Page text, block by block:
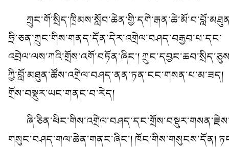
ཧྲི་ཅན་ཀྲུང་གིས་གནད་དོན་དེར་འགྲེལ་བཤད་བརྒྱབ་པ་དང་
འབྲེལ་ལས་ཀའི་གྲོས་འགོ་བཏོན་ཞིང་།
ཀྱི་བློ་མཐུན་ཚོས་འགྲེལ་བཤད་ནན་ཏན་ངང་གསན་པ་མ་ཟད།
གྲོས་བསྡུར་ཡང་གནང་བ་རེད།
གསུང་བཤད་གལ་ཆེན་གནང་ཞིང་། ཁོང་གིས་གསུངས་དོན།